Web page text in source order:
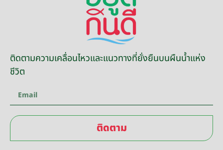
ติดตามความเคลื่อนไหวและแนวทางที่ยั่งยืนบนผืนน้ำแห่ง
ชีวิต
ติดตาม